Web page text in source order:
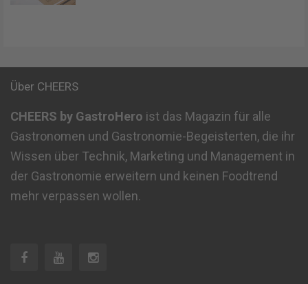
Über CHEERS
CHEERS by GastroHero ist das Magazin für alle
Gastronomen und Gastronomie-Begeisterten, die ihr
Wissen über Technik, Marketing und Management in
der Gastronomie erweitern und keinen Foodtrend
mehr verpassen wollen.